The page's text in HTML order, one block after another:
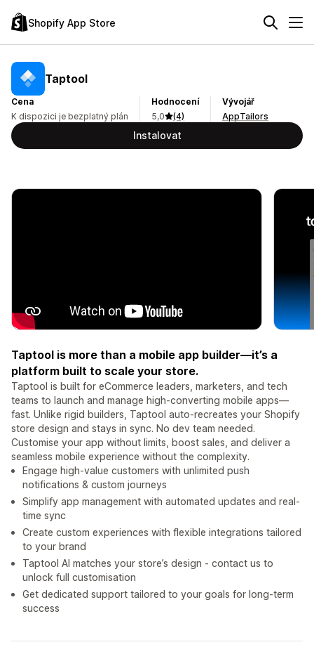
Shopify App Store
Taptool
Cena
K dispozici je bezplatný plán
Hodnocení
5,0
(4)
Vývojář
AppTailors
Instalovat
Taptool is more than a mobile app builder—it’s a
platform built to scale your store.
Taptool is built for eCommerce leaders, marketers, and tech
teams to launch and manage high-converting mobile apps—
fast. Unlike rigid builders, Taptool auto-recreates your Shopify
store design and stays in sync. No dev team needed.
Customise your app without limits, boost sales, and deliver a
seamless mobile experience without the complexity.
Engage high-value customers with unlimited push
notifications & custom journeys
Simplify app management with automated updates and real-
time sync
Create custom experiences with flexible integrations tailored
to your brand
Taptool AI matches your store’s design - contact us to
unlock full customisation
Get dedicated support tailored to your goals for long-term
success